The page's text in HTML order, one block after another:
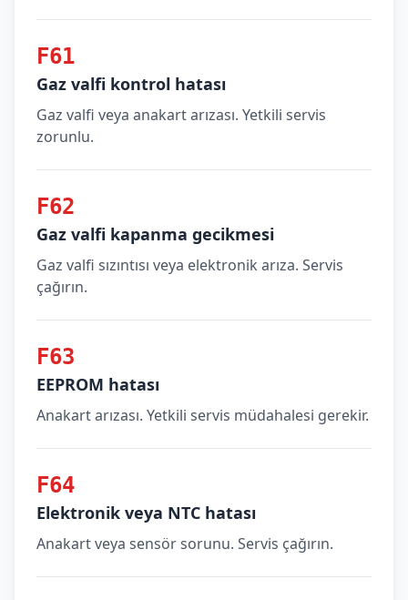
F61
Gaz valfi kontrol hatası
Gaz valfi veya anakart arızası. Yetkili servis
zorunlu.
F62
Gaz valfi kapanma gecikmesi
Gaz valfi sızıntısı veya elektronik arıza. Servis
çağırın.
F63
EEPROM hatası
Anakart arızası. Yetkili servis müdahalesi gerekir.
F64
Elektronik veya NTC hatası
Anakart veya sensör sorunu. Servis çağırın.